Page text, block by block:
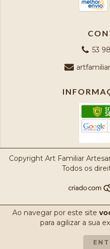
Ao navegar por este site
para agilizar a sua
53
Copyright Art Familiar
Todos os